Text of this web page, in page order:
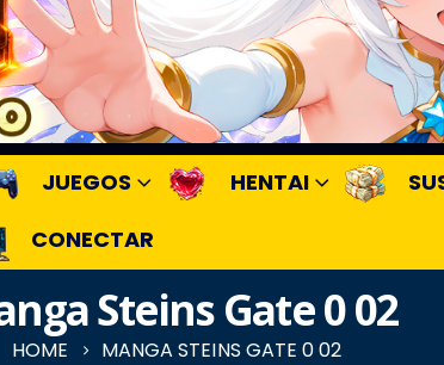
JUEGOS HENTAI
CONECTAR
Steins Gate 0 02
HOME MANGA STEINS GATE 0 02